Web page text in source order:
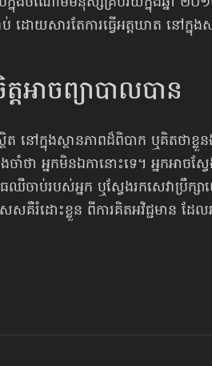
ដោយសារតែការធ្វើអត្តឃាត នៅក្នុង
តអាចព្យាបាលបាន
ត នៅក្នុងស្ថានភាពដ៏ពិបាក ឬគិតថា
ាំថា អ្នកមិនឯកានោះទេ។ អ្នកអាចស្វ
ចាប់របស់អ្នក ឬស្វែងរកសេវាប្រឹក្ស
គឺរំដោះខ្លួន ពីការគិតអវិជ្ជមាន ដែល